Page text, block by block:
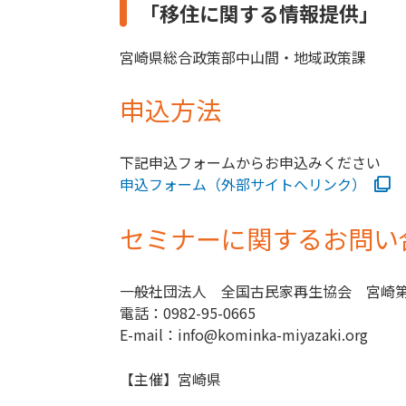
「移住に関する情報提供」
宮崎県総合政策部中山間・地域政策課
申込方法
下記申込フォームからお申込みください
申込フォーム（外部サイトへリンク）
セミナーに関するお問
一般社団法人 全国古民家再生協会 宮崎
電話：0982-95-0665
E-mail：info@kominka-miyazaki.org
【主催】宮崎県